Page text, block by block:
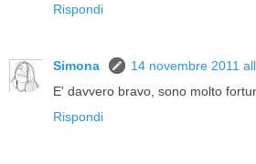
Rispondi
Simona
14 novembre 2011
E' davvero bravo, sono molto
Rispondi